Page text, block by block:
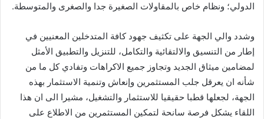
الدولي؛ ونظام خاص بالمقاولات الصغيرة جدا والصغرى والمتوسطة.
وشدد والي الجهة على تكثيف جهود كافة المتدخلين المعنيين في
إطار من التنسيق والالتقائية والتكامل، للتنزيل والتطبيق الأمثل
لمضامين ميثاق الجديد وتجاوز جميع الاكراهات وتفادي كل ما من
شأنه ان يعرقل جلب المستثمرين وإنعاش وتنمية الاستثمار بهذه
الجهة، لجعلها قطبا حقيقيا للاستثمار والتشغيل، مشيرا الى ان هذا
اللقاء يشكل فرصة سانحة لتمكين المستثمرين من الاطلاع على